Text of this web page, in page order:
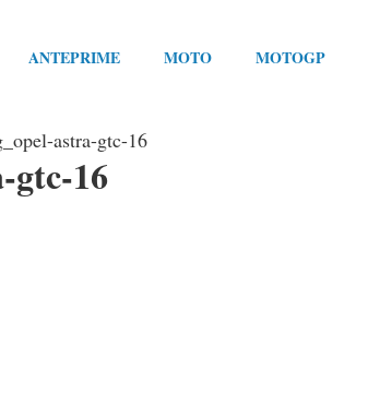
ANTEPRIME MOTO MOTOGP
astra-gtc-16
gtc-16